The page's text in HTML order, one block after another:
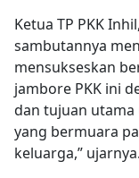
Ketua TP PKK
sambutannya
mensukseskan
jambore PKK ini
dan tujuan
yang bermuara
keluarga,” ujarnya.